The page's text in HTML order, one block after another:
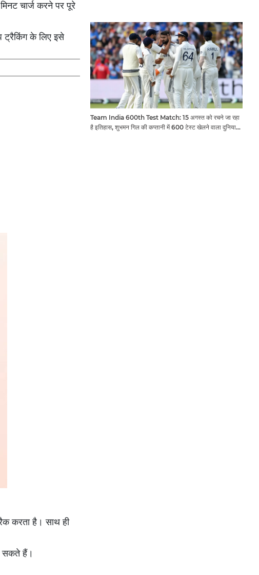
चार्ज करने पर पूरे
ट्रैकिंग के लिए इसे
करता है। साथ ही
सकते हैं।
Team India 600th Test Match: 15 अगस्त को रचने जा रहा
है इतिहास, शुभमन गिल की कप्तानी में 600 टेस्ट खेलने वाला दुनिया